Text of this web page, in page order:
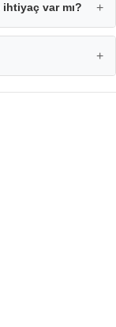
var mı? +
+